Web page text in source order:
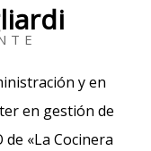
y en
en gestión de
«La Cocinera